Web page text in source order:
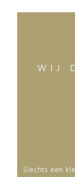
WIJ
Slechts een